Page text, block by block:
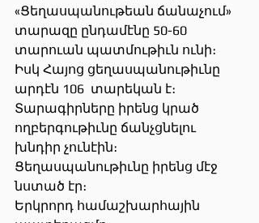
«Ցեղասպանութեան ճանաչում»
տարազը ընդամէնը 50-60
տարուան պատմութիւն ունի։
Իսկ Հայոց ցեղասպանութիւնը
արդէն 106  տարեկան է։
Տարագիրները իրենց կրած
ողբերգութիւնը ճանչցնելու
խնդիր չունէին։
Ցեղասպանութիւնը իրենց մէջ
նստած էր։
Երկրորդ համաշխարհային